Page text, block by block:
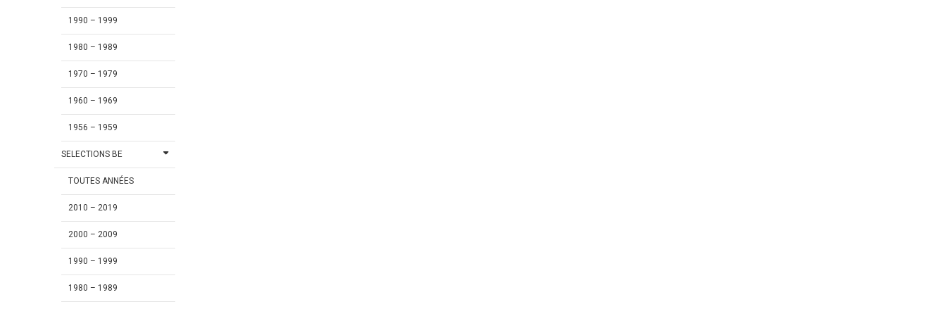
1990 – 1999
1980 – 1989
1970 – 1979
1960 – 1969
1956 – 1959
SELECTIONS BE
TOUTES ANNÉES
2010 – 2019
2000 – 2009
1990 – 1999
1980 – 1989